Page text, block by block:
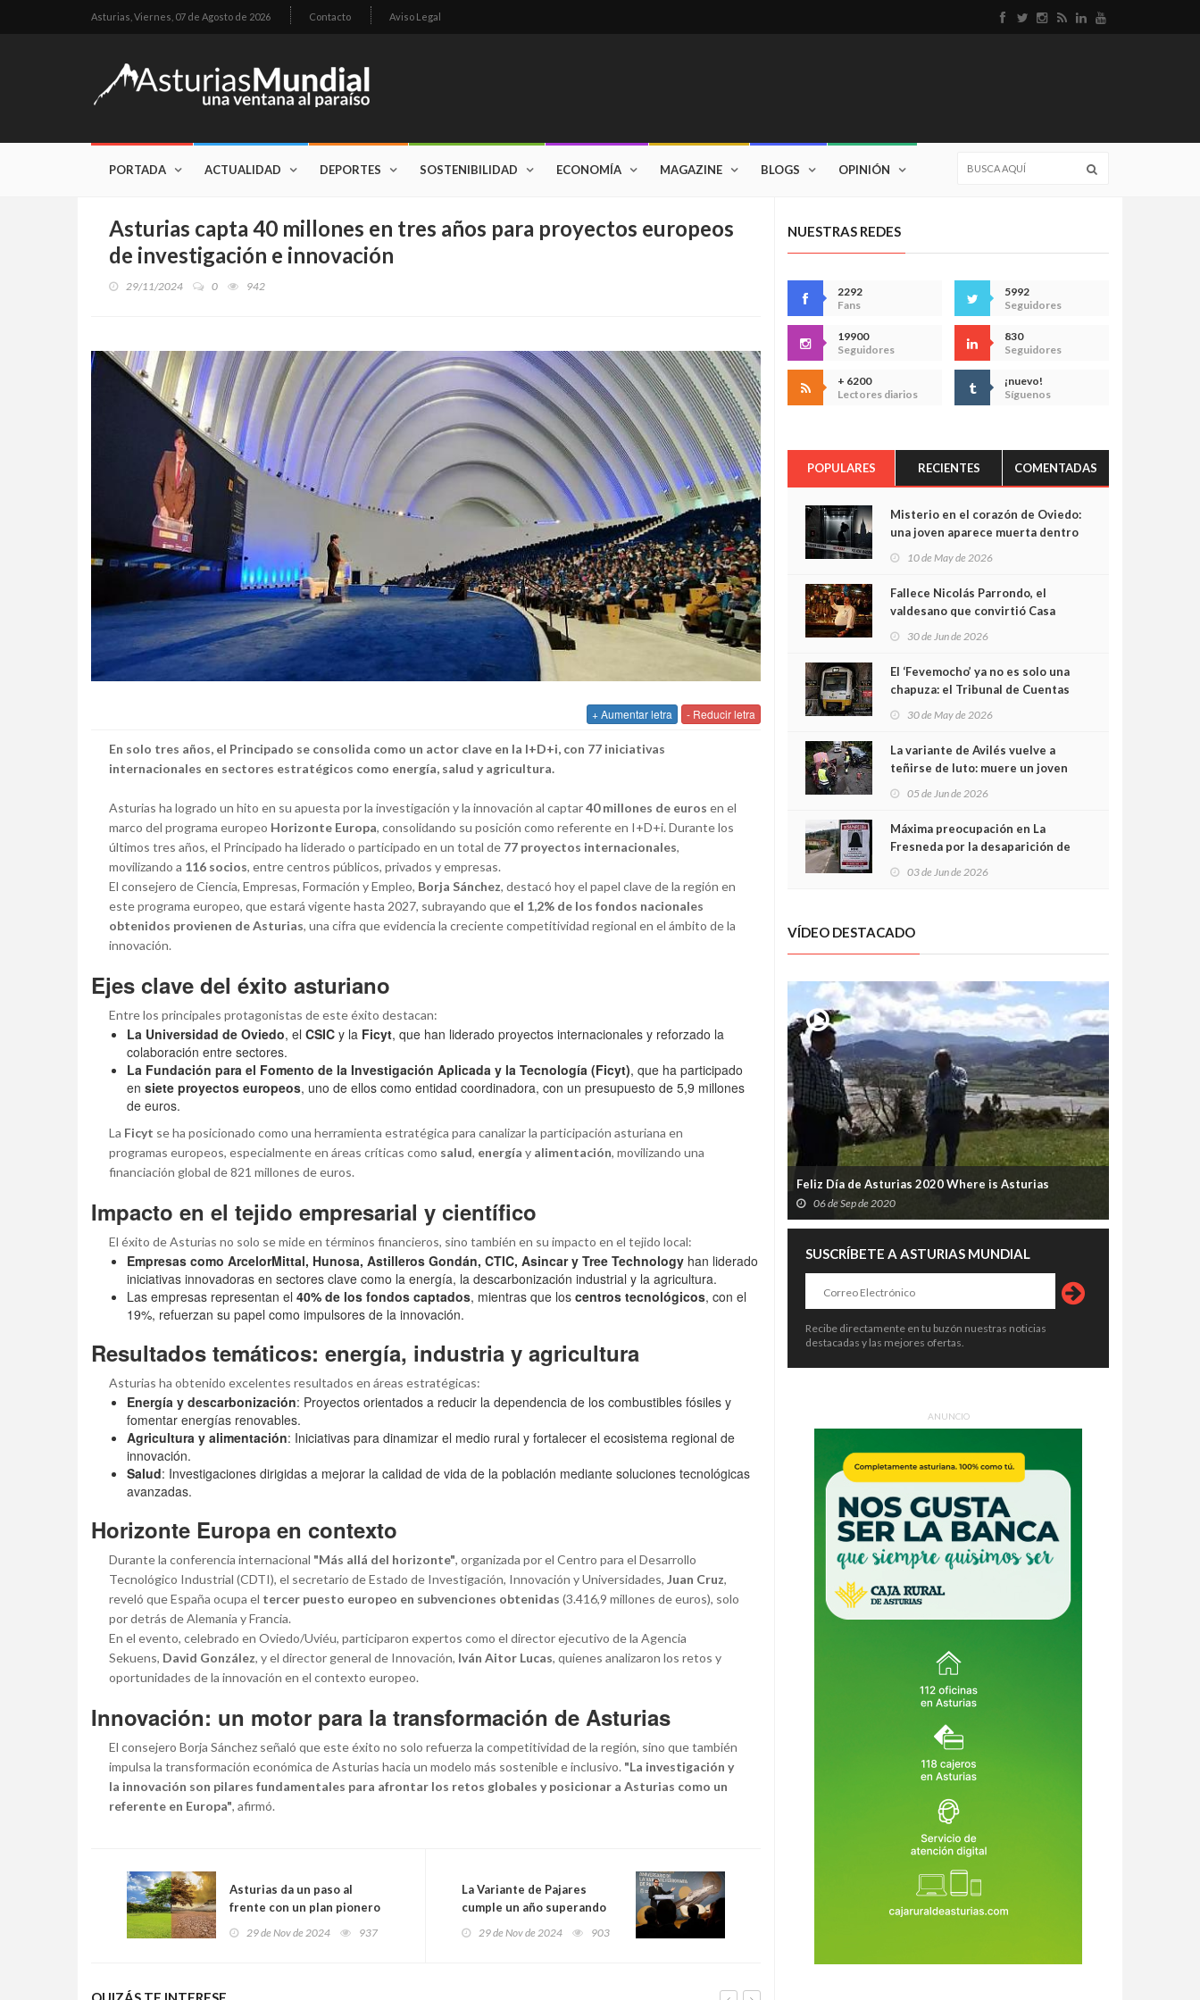
Asturias, Viernes, 07 de Agosto de 2026 Contacto Aviso Legal
PORTADA ACTUALIDAD DEPORTES SOSTENIBILIDAD ECONOMÍA MAGAZINE BLOGS OPINIÓN
Asturias capta 40 millones en tres años para proyectos europeos
de investigación e innovación
29/11/2024 0 942
+ Aumentar letra - Reducir letra
En solo tres años, el Principado se consolida como un actor clave en la I+D+i, con 77 iniciativas
internacionales en sectores estratégicos como energía, salud y agricultura.
Asturias ha logrado un hito en su apuesta por la investigación y la innovación al captar40 millones de euros en el
marco del programa europeo Horizonte Europa, consolidando su posición como referente en I+D+i. Durante los
últimos tres años, el Principado ha liderado o participado en un total de 77 proyectos internacionales,
movilizando a 116 socios, entre centros públicos, privados y empresas.
El consejero de Ciencia, Empresas, Formación y Empleo, Borja Sánchez, destacó hoy el papel clave de la región en
este programa europeo, que estará vigente hasta 2027, subrayando que el 1,2% de los fondos nacionales
obtenidos provienen de Asturias, una cifra que evidencia la creciente competitividad regional en el ámbito de la
innovación.
Ejes clave del éxito asturiano
Entre los principales protagonistas de este éxito destacan:
La Universidad de Oviedo, el CSIC y la Ficyt, que han liderado proyectos internacionales y reforzado la
colaboración entre sectores.
La Fundación para el Fomento de la Investigación Aplicada y la Tecnología (Ficyt), que ha participado
en siete proyectos europeos, uno de ellos como entidad coordinadora, con un presupuesto de 5,9 millones
de euros.
La Ficyt se ha posicionado como una herramienta estratégica para canalizar la participación asturiana en
programas europeos, especialmente en áreas críticas como salud, energía y alimentación, movilizando una
financiación global de 821 millones de euros.
Impacto en el tejido empresarial y científico
El éxito de Asturias no solo se mide en términos financieros, sino también en su impacto en el tejido local:
Empresas como ArcelorMittal, Hunosa, Astilleros Gondán, CTIC, Asincar y Tree Technology han liderado
iniciativas innovadoras en sectores clave como la energía, la descarbonización industrial y la agricultura.
Las empresas representan el 40% de los fondos captados, mientras que los centros tecnológicos, con el
19%, refuerzan su papel como impulsores de la innovación.
Resultados temáticos: energía, industria y agricultura
Asturias ha obtenido excelentes resultados en áreas estratégicas:
Energía y descarbonización: Proyectos orientados a reducir la dependencia de los combustibles fósiles y
fomentar energías renovables.
Agricultura y alimentación: Iniciativas para dinamizar el medio rural y fortalecer el ecosistema regional de
innovación.
Salud: Investigaciones dirigidas a mejorar la calidad de vida de la población mediante soluciones tecnológicas
avanzadas.
Horizonte Europa en contexto
Durante la conferencia internacional "Más allá del horizonte", organizada por el Centro para el Desarrollo
Tecnológico Industrial (CDTI), el secretario de Estado de Investigación, Innovación y Universidades, Juan Cruz,
reveló que España ocupa el tercer puesto europeo en subvenciones obtenidas (3.416,9 millones de euros), solo
por detrás de Alemania y Francia.
En el evento, celebrado en Oviedo/Uviéu, participaron expertos como el director ejecutivo de la Agencia
Sekuens, David González, y el director general de Innovación, Iván Aitor Lucas, quienes analizaron los retos y
oportunidades de la innovación en el contexto europeo.
Innovación: un motor para la transformación de Asturias
El consejero Borja Sánchez señaló que este éxito no solo refuerza la competitividad de la región, sino que también
impulsa la transformación económica de Asturias hacia un modelo más sostenible e inclusivo. "La investigación y
la innovación son pilares fundamentales para afrontar los retos globales y posicionar a Asturias como un
referente en Europa", afirmó.
Asturias da un paso al
frente con un plan pionero
para combatir la
29 de Nov de 2024 937
La Variante de Pajares
cumple un año superando
todas las expectativas y
29 de Nov de 2024 903
NUESTRAS REDES
2292
Fans
5992
Seguidores
19900
Seguidores
830
Seguidores
+ 6200
Lectores diarios
¡nuevo!
Síguenos
POPULARES RECIENTES COMENTADAS
Misterio en el corazón de Oviedo:
una joven aparece muerta dentro
cámaras captan sus últimos
minutos
10 de May de 2026
Fallece Nicolás Parrondo, el
valdesano que convirtió Casa
30 de Jun de 2026
El ‘Fevemocho’ ya no es solo una
chapuza: el Tribunal de Cuentas
sobrecoste de los trenes que no
cabían por los túneles
30 de May de 2026
La variante de Avilés vuelve a
teñirse de luto: muere un joven
05 de Jun de 2026
Máxima preocupación en La
Fresneda por la desaparición de
03 de Jun de 2026
VÍDEO DESTACADO
Feliz Día de Asturias 2020 Where is Asturias
06 de Sep de 2020
SUSCRÍBETE A ASTURIAS MUNDIAL
Recibe directamente en tu buzón nuestras noticias
destacadas y las mejores ofertas.
ANUNCIO